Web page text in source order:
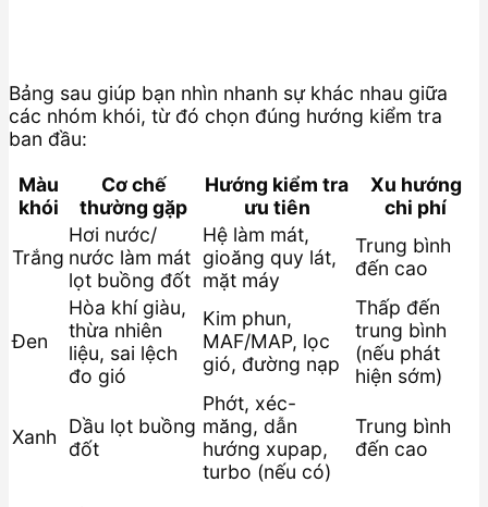
Bảng sau giúp bạn nhìn nhanh sự khác nhau giữa
các nhóm khói, từ đó chọn đúng hướng kiểm tra
ban đầu:
Màu
khói
Cơ chế
thường gặp
Hướng kiểm tra
ưu tiên
Xu hướng
chi phí
Trắng
Hơi nước/
nước làm mát
lọt buồng đốt
Hệ làm mát,
gioăng quy lát,
mặt máy
Trung bình
đến cao
Đen
Hòa khí giàu,
thừa nhiên
liệu, sai lệch
đo gió
Kim phun,
MAF/MAP, lọc
gió, đường nạp
Thấp đến
trung bình
(nếu phát
hiện sớm)
Xanh
Dầu lọt buồng
đốt
Phớt, xéc-
măng, dẫn
hướng xupap,
turbo (nếu có)
Trung bình
đến cao